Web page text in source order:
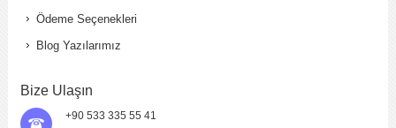
Ödeme Seçenekleri
Blog Yazılarımız
Bize Ulaşın
+90 533 335 55 41